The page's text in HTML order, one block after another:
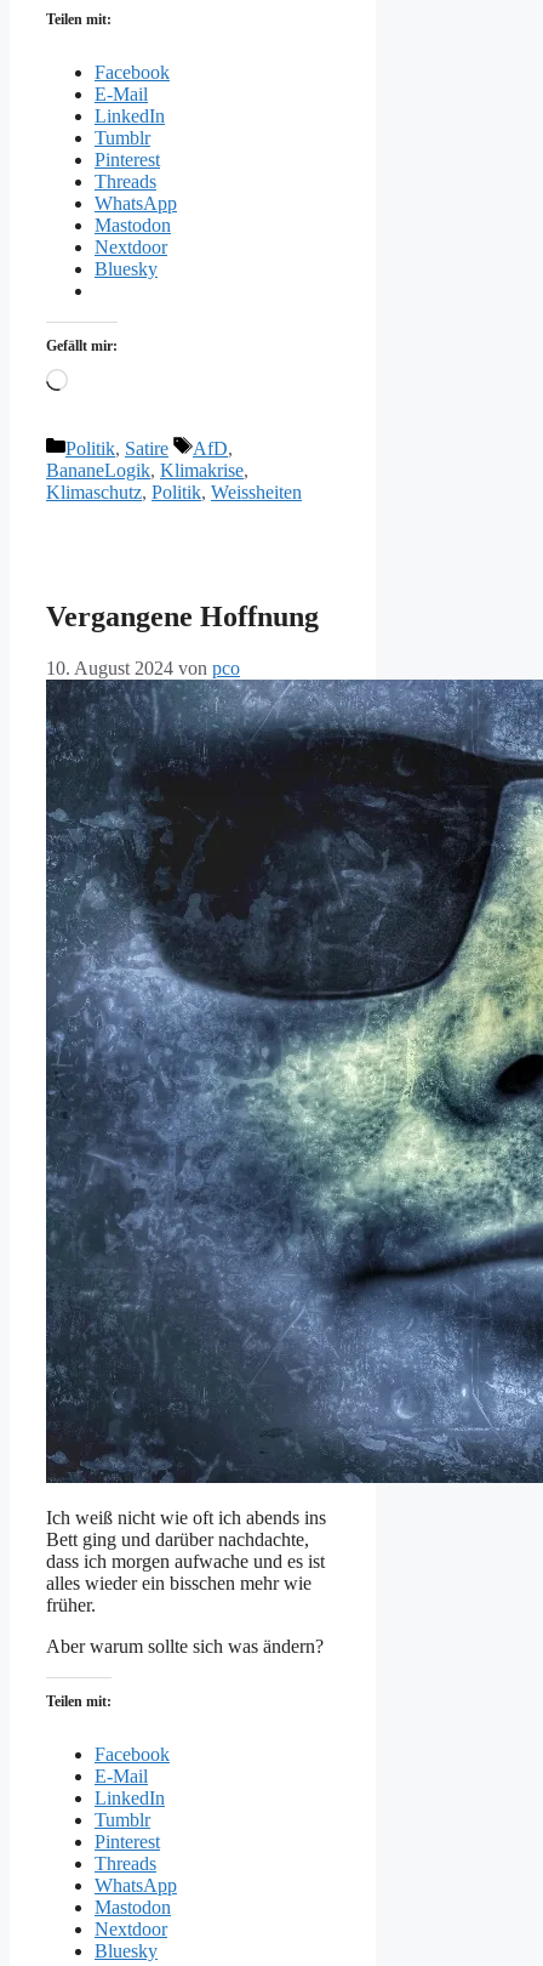
Teilen mit:
Facebook
E-Mail
LinkedIn
Tumblr
Pinterest
Threads
WhatsApp
Mastodon
Nextdoor
Bluesky
Gefällt mir:
Wird
Kategorien
Politik, Satire Schlagwörter
AfD,
BananeLogik, Klimakrise,
Klimaschutz, Politik, Weissheiten
Vergangene Hoffnung
10. August 2024 von pco
Ich weiß nicht wie oft ich abends ins
Bett ging und darüber nachdachte,
dass ich morgen aufwache und es ist
alles wieder ein bisschen mehr wie
früher.
Aber warum sollte sich was ändern?
Teilen mit:
Facebook
E-Mail
LinkedIn
Tumblr
Pinterest
Threads
WhatsApp
Mastodon
Nextdoor
Bluesky